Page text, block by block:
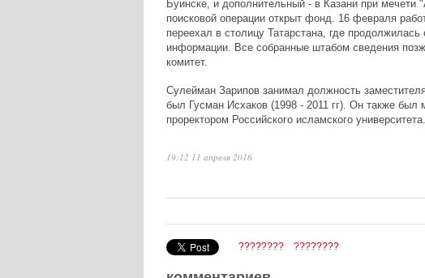
Буинске, и дополнительный - в Казани при
поисковой операции открыт фонд. 16 февраля
переехал в столицу Татарстана, где
информации. Все собранные штабом сведения
комитет.
Сулейман Зарипов занимал должность
был Гусман Исхаков (1998 - 2011 гг). Он также был
проректором Российского исламского университета.
19:12 11 апреля 2016
???????? ????????